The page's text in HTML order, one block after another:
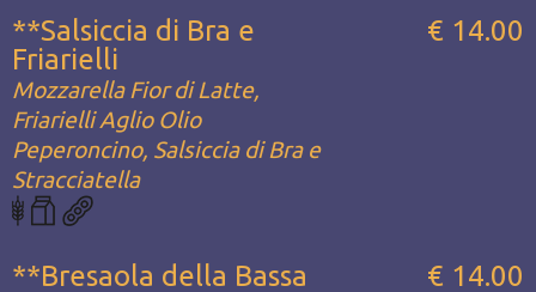
**Salsiccia di Bra e
Friarielli
Mozzarella Fior di Latte,
Friarielli Aglio Olio
Peperoncino, Salsiccia di Bra e
Stracciatella
€ 14.00
**Bresaola della Bassa € 14.00